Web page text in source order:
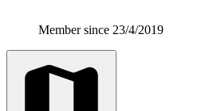
Member since 23/4/2019